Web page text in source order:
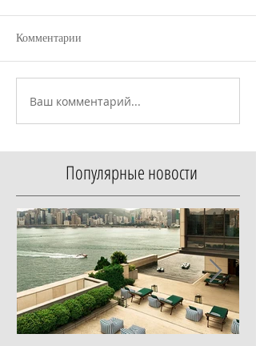
Комментарии
Ваш комментарий...
Популярные новости